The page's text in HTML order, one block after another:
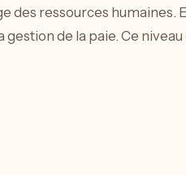
ressources humaines.
de la paie. Ce